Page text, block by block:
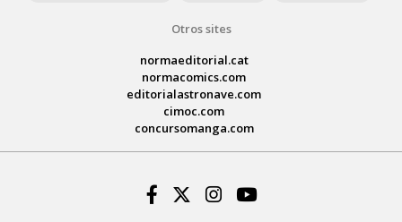
Otros sites
normaeditorial.cat
normacomics.com
editorialastronave.com
cimoc.com
concursomanga.com
Facebook
Twitter
Instagram
Youtube